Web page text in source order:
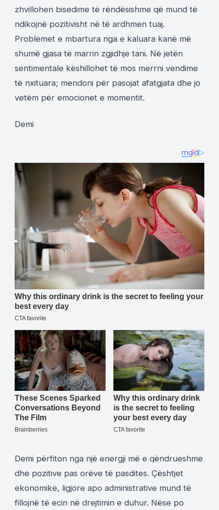
zhvillohen bisedime të rëndësishme që mund të
ndikojnë pozitivisht në të ardhmen tuaj.
Problemet e mbartura nga e kaluara kanë më
shumë gjasa të marrin zgjidhje tani. Në jetën
sentimentale këshillohet të mos merrni vendime
të nxituara; mendoni për pasojat afatgjata dhe jo
vetëm për emocionet e momentit.
Demi
Demi përfiton nga një energji më e qëndrueshme
dhe pozitive pas orëve të pasdites. Çështjet
ekonomike, ligjore apo administrative mund të
fillojnë të ecin në drejtimin e duhur. Nëse po